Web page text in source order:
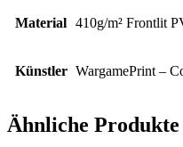
Material 410g/m² Frontlit
Künstler WargamePrint –
Ähnliche Produkte